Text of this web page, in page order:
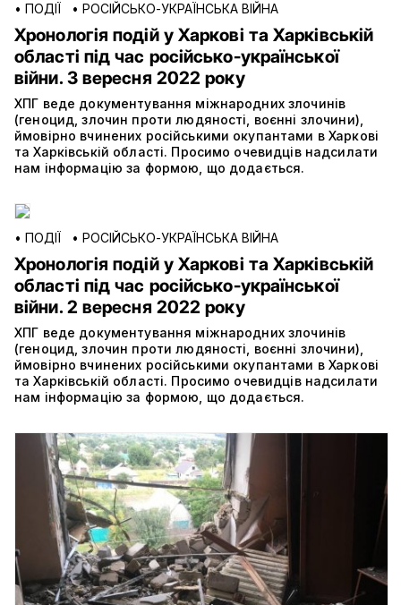
• ПОДІЇ • РОСІЙСЬКО-УКРАЇНСЬКА ВІЙНА
Хронологія подій у Харкові та Харківській
області під час російсько-української
війни. 3 вересня 2022 року
ХПГ веде документування міжнародних злочинів
(геноцид, злочин проти людяності, воєнні злочини),
ймовірно вчинених російськими окупантами в Харкові
та Харківській області. Просимо очевидців надсилати
нам інформацію за формою, що додається.
• ПОДІЇ • РОСІЙСЬКО-УКРАЇНСЬКА ВІЙНА
Хронологія подій у Харкові та Харківській
області під час російсько-української
війни. 2 вересня 2022 року
ХПГ веде документування міжнародних злочинів
(геноцид, злочин проти людяності, воєнні злочини),
ймовірно вчинених російськими окупантами в Харкові
та Харківській області. Просимо очевидців надсилати
нам інформацію за формою, що додається.